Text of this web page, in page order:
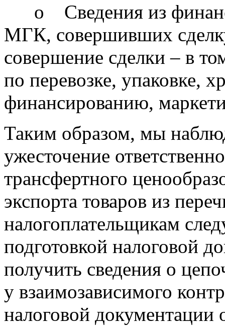
o Сведения из
МГК, совершивших
совершение сделки – в
по перевозке, упаковке,
финансированию,
Таким образом, мы
ужесточение
трансфертного
экспорта товаров из
налогоплательщикам
подготовкой налоговой
получить сведения о
у взаимозависимого
налоговой